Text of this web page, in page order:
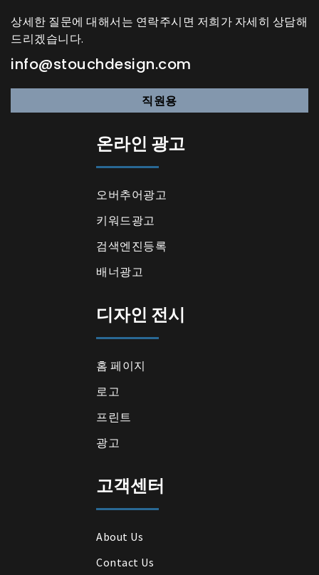
상세한 질문에 대해서는 연락주시면 저희가 자세히 상담해
드리겠습니다.
info@stouchdesign.com
직원용
온라인 광고
오버추어광고
키워드광고
검색엔진등록
배너광고
디자인 전시
홈 페이지
로고
프린트
광고
고객센터
About Us
Contact Us